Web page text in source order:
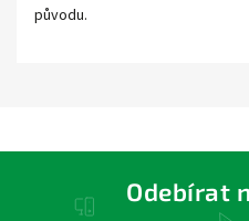
původu.
Odebírat